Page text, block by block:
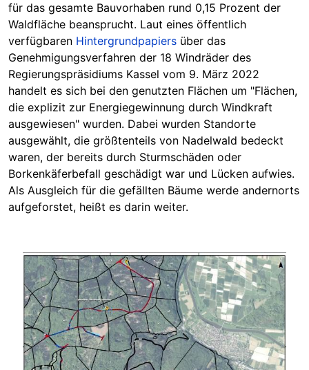
für das gesamte Bauvorhaben rund 0,15 Prozent der
Waldfläche beansprucht. Laut eines öffentlich
verfügbaren Hintergrundpapiers über das
Genehmigungsverfahren der 18 Windräder des
Regierungspräsidiums Kassel vom 9. März 2022
handelt es sich bei den genutzten Flächen um "Flächen,
die explizit zur Energiegewinnung durch Windkraft
ausgewiesen" wurden. Dabei wurden Standorte
ausgewählt, die größtenteils von Nadelwald bedeckt
waren, der bereits durch Sturmschäden oder
Borkenkäferbefall geschädigt war und Lücken aufwies.
Als Ausgleich für die gefällten Bäume werde andernorts
aufgeforstet, heißt es darin weiter.
Image